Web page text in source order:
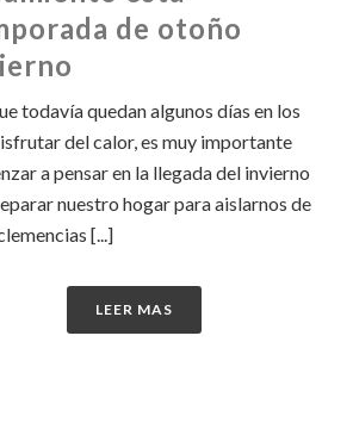
de otoño
todavía quedan algunos días en los
del calor, es muy importante
a pensar en la llegada del invierno
nuestro hogar para aislarnos de
[...]
LEER MAS